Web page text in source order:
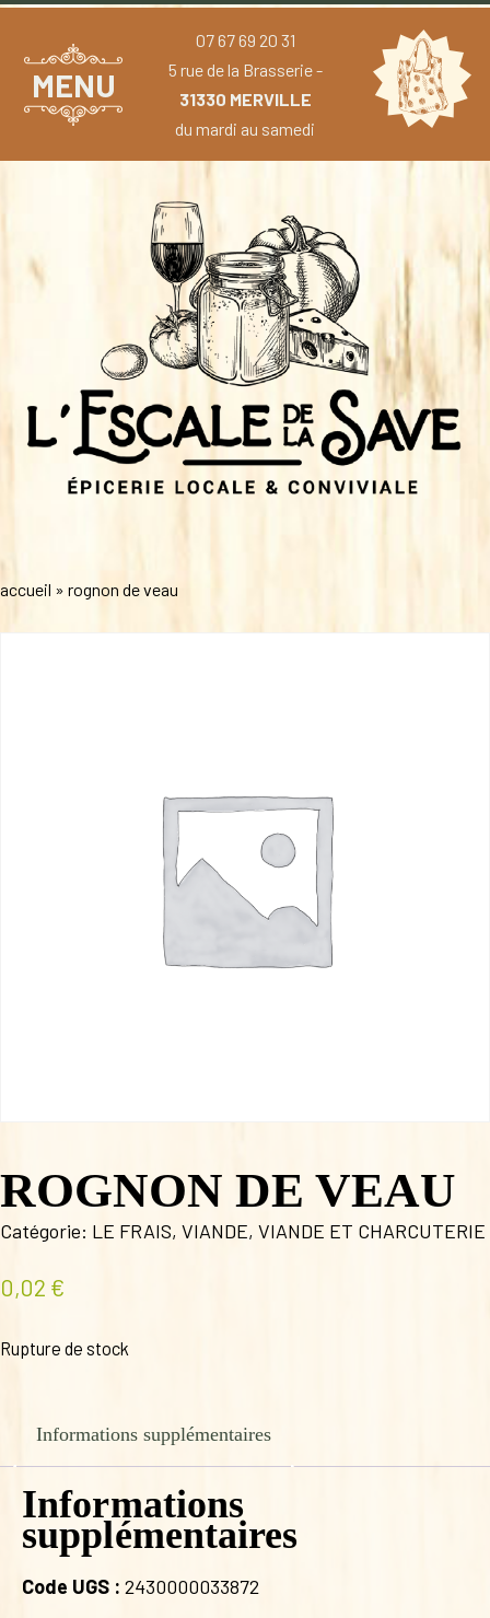
MENU
07 67 69 20 31
5 rue de la Brasserie -
31330 MERVILLE
du mardi au samedi
accueil » rognon de veau
ROGNON DE VEAU
Catégorie: LE FRAIS, VIANDE, VIANDE ET CHARCUTERIE
0,02 €
Rupture de stock
Informations supplémentaires
Informations
supplémentaires
Code UGS : 2430000033872